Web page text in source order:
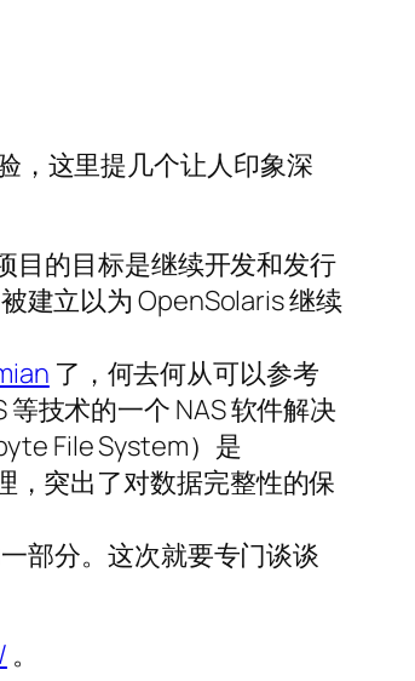
，这里提几个让人印象深
目的目标是继续开发和发行
建立以为 OpenSolaris 继续
了，何去何从可以参考
技术的一个 NAS 软件解决
File System）是
，突出了对数据完整性的保
部分。这次就要专门谈谈
。